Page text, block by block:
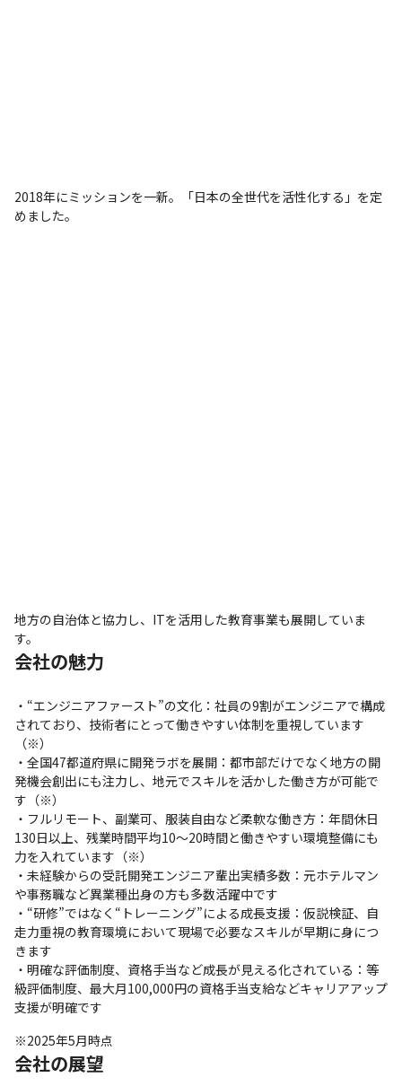
2018年にミッションを一新。「日本の全世代を活性化する」を定
めました。
地方の自治体と協力し、ITを活用した教育事業も展開していま
す。
会社の魅力
・“エンジニアファースト”の文化：社員の9割がエンジニアで構成
されており、技術者にとって働きやすい体制を重視しています
（※）
・全国47都道府県に開発ラボを展開：都市部だけでなく地方の開
発機会創出にも注力し、地元でスキルを活かした働き方が可能で
す（※）
・フルリモート、副業可、服装自由など柔軟な働き方：年間休日
130日以上、残業時間平均10〜20時間と働きやすい環境整備にも
力を入れています（※）
・未経験からの受託開発エンジニア輩出実績多数：元ホテルマン
や事務職など異業種出身の方も多数活躍中です
・“研修”ではなく“トレーニング”による成長支援：仮説検証、自
走力重視の教育環境において現場で必要なスキルが早期に身につ
きます
・明確な評価制度、資格手当など成長が見える化されている：等
級評価制度、最大月100,000円の資格手当支給などキャリアアップ
支援が明確です
※2025年5月時点
会社の展望